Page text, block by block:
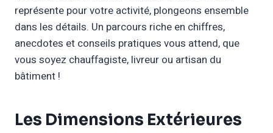
représente pour votre activité, plongeons ensemble
dans les détails. Un parcours riche en chiffres,
anecdotes et conseils pratiques vous attend, que
vous soyez chauffagiste, livreur ou artisan du
bâtiment !
Les Dimensions Extérieures